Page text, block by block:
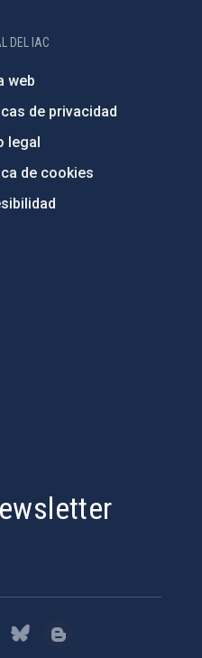
DEL IAC
web
de privacidad
legal
de cookies